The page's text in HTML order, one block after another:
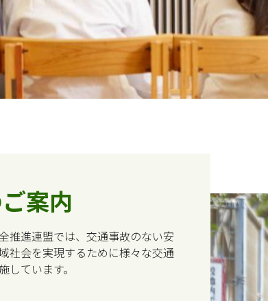
案内
推進連盟では、交通事故のない安
社会を実現するために様々な交通
しています。